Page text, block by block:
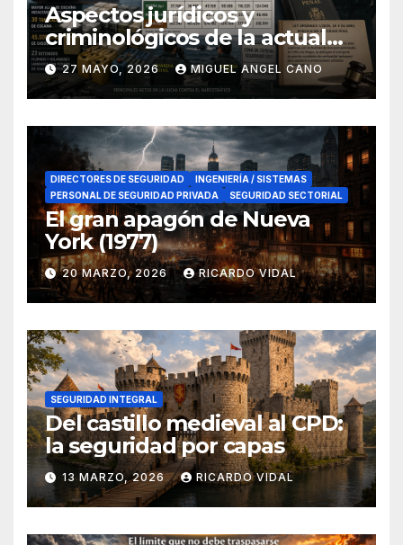
Aspectos jurídicos y
criminológicos de la actual
lucha contra el narcotráfico
en el sur de España
27 MAYO, 2026 MIGUEL ANGEL CANO
DIRECTORES DE SEGURIDAD
INGENIERÍA / SISTEMAS
PERSONAL DE SEGURIDAD PRIVADA
SEGURIDAD SECTORIAL
El gran apagón de Nueva
York (1977)
20 MARZO, 2026 RICARDO VIDAL
SEGURIDAD INTEGRAL
Del castillo medieval al CPD:
la seguridad por capas
13 MARZO, 2026 RICARDO VIDAL